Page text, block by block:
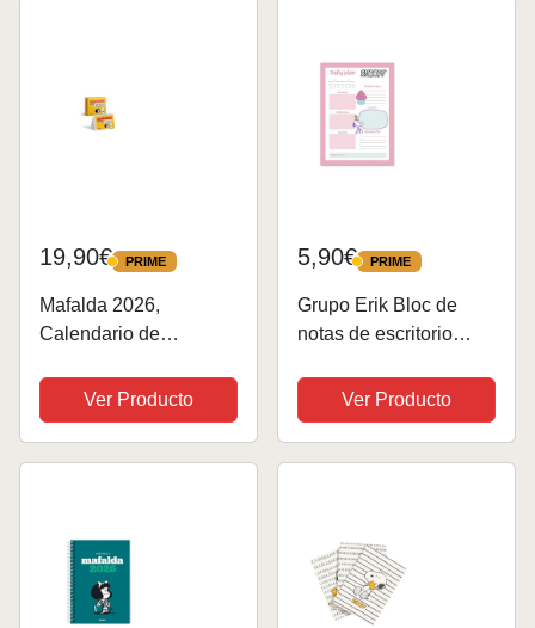
19,90€ PRIME
PRIME
Mafalda 2026,
Calendario de
Y CALENDARIOS)
Ver Producto
5,90€ PRIME
PRIME
Grupo Erik Bloc de
notas de escritorio
A5 - Material escolar y
papeleria Snoopy -
Papeleria oficina -
Ver Producto